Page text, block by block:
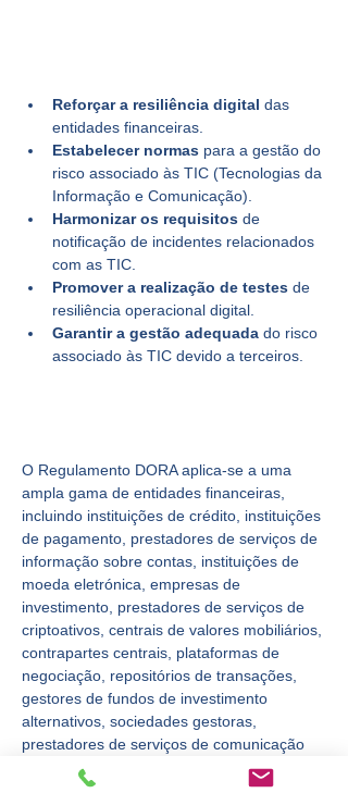
Reforçar a resiliência digital das
entidades financeiras.
Estabelecer normas para a gestão do
risco associado às TIC (Tecnologias da
Informação e Comunicação).
Harmonizar os requisitos de
notificação de incidentes relacionados
com as TIC.
Promover a realização de testes de
resiliência operacional digital.
Garantir a gestão adequada do risco
associado às TIC devido a terceiros.
O Regulamento DORA aplica-se a uma
ampla gama de entidades financeiras,
incluindo instituições de crédito, instituições
de pagamento, prestadores de serviços de
informação sobre contas, instituições de
moeda eletrónica, empresas de
investimento, prestadores de serviços de
criptoativos, centrais de valores mobiliários,
contrapartes centrais, plataformas de
negociação, repositórios de transações,
gestores de fundos de investimento
alternativos, sociedades gestoras,
prestadores de serviços de comunicação
de dados, empresas de seguros e de